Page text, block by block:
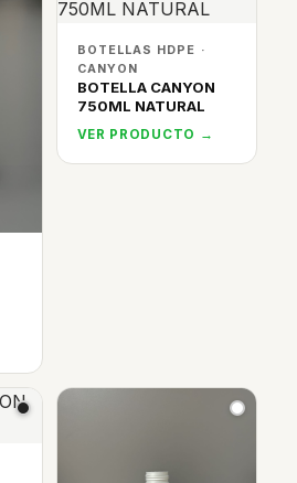
BOTELLAS HDPE ·
CANYON
BOTELLA CANYON
750ML NATURAL
VER PRODUCTO →